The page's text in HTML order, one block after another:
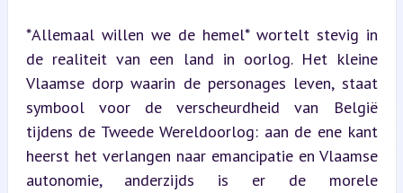
*Allemaal willen we de hemel* wortelt stevig in
de realiteit van een land in oorlog. Het kleine
Vlaamse dorp waarin de personages leven, staat
symbool voor de verscheurdheid van België
tijdens de Tweede Wereldoorlog: aan de ene kant
heerst het verlangen naar emancipatie en Vlaamse
autonomie, anderzijds is er de morele